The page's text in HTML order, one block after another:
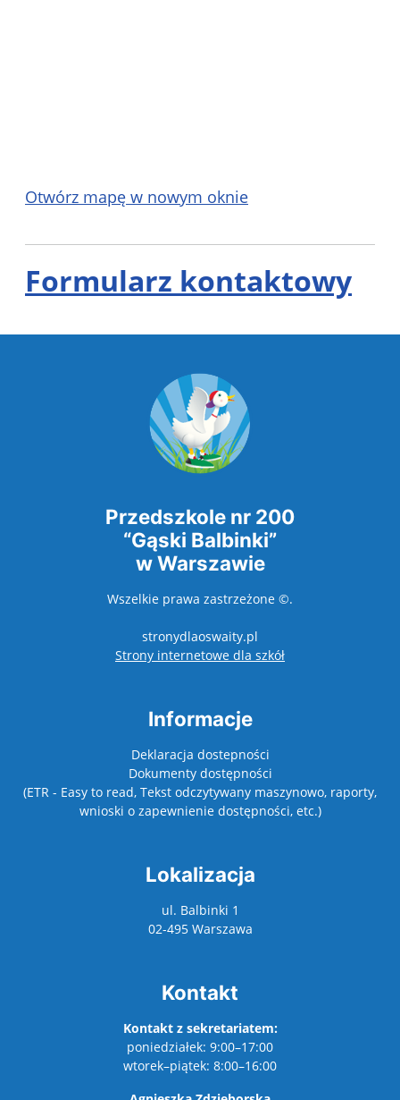
Otwórz mapę w nowym oknie
Formularz kontaktowy
Przedszkole nr 200
“Gąski Balbinki”
w Warszawie
Wszelkie prawa zastrzeżone ©.
stronydlaoswaity.pl
Strony internetowe dla szkółotwiera się w
Informacje
Deklaracja dostepności
Dokumenty dostępności
(ETR - Easy to read, Tekst odczytywany maszynowo, raporty,
wnioski o zapewnienie dostępności, etc.)
Lokalizacja
ul. Balbinki 1
02-495 Warszawa
Kontakt
Kontakt z sekretariatem:
poniedziałek: 9:00–17:00
wtorek–piątek: 8:00–16:00